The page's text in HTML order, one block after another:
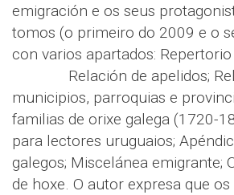
emigración e os seus
tomos (o primeiro do 2009 e o
con varios apartados:
Relación de apelidos;
municipios, parroquias e
familias de orixe galega (1720-
para lectores uruguaios;
galegos; Miscelánea emigrante;
de hoxe. O autor expresa que os